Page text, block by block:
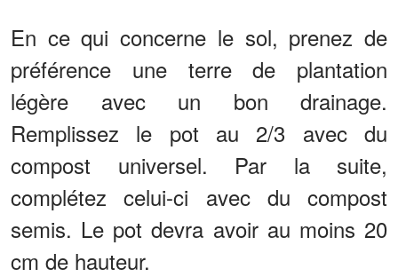
En ce qui concerne le sol, prenez de
préférence une terre de plantation
légère avec un bon drainage.
Remplissez le pot au 2/3 avec du
compost universel. Par la suite,
complétez celui-ci avec du compost
semis. Le pot devra avoir au moins 20
cm de hauteur.